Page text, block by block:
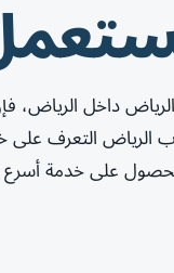
داخل الرياض،
التعرف على
للحصول على خدمة